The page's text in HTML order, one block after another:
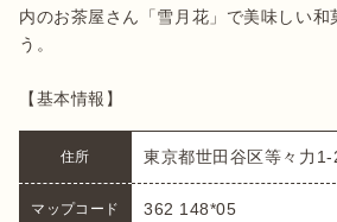
内のお茶屋さん「雪月花」で美味しい和
う。
【基本情報】
住所 東京都世田谷区等々力1-
マップコード 362 148*05